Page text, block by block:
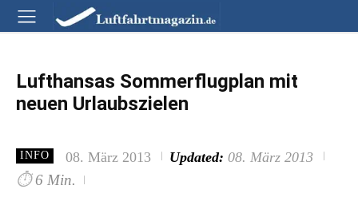
Lufthansas Sommerflugplan mit
neuen Urlaubszielen
INFO 08. März 2013 Updated: 08. März 2013
⏱ 6 Min.